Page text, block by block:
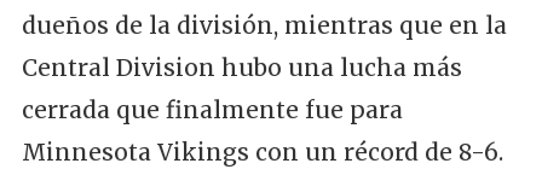
dueños de la división, mientras que en la
Central Division hubo una lucha más
cerrada que finalmente fue para
Minnesota Vikings con un récord de 8-6.